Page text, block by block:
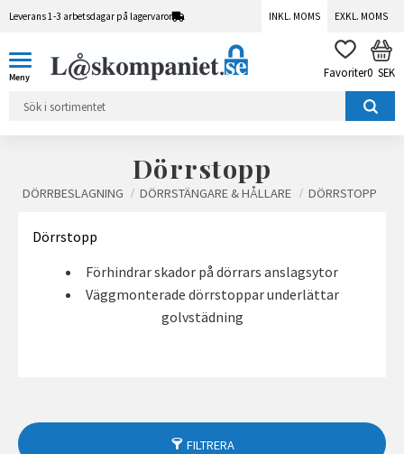
Leverans 1-3 arbetsdagar på lagervaror INKL. MOMS EXKL. MOMS
FAVORITER
0 SEK
Dörrstopp
DÖRRBESLAGNING DÖRRSTÄNGARE & HÅLLARE DÖRRSTOPP
Dörrstopp
Förhindrar skador på dörrars anslagsytor
Väggmonterade dörrstoppar underlättar
golvstädning
FILTRERA